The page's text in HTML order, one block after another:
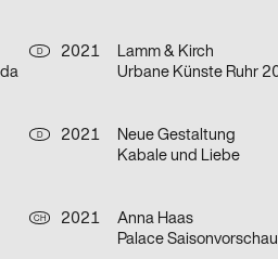
D
2021
Lamm & Kirch
Urbane Künste Ruhr
D
2021
Neue Gestaltung
Kabale und Liebe
CH
2021
Anna Haas
Palace